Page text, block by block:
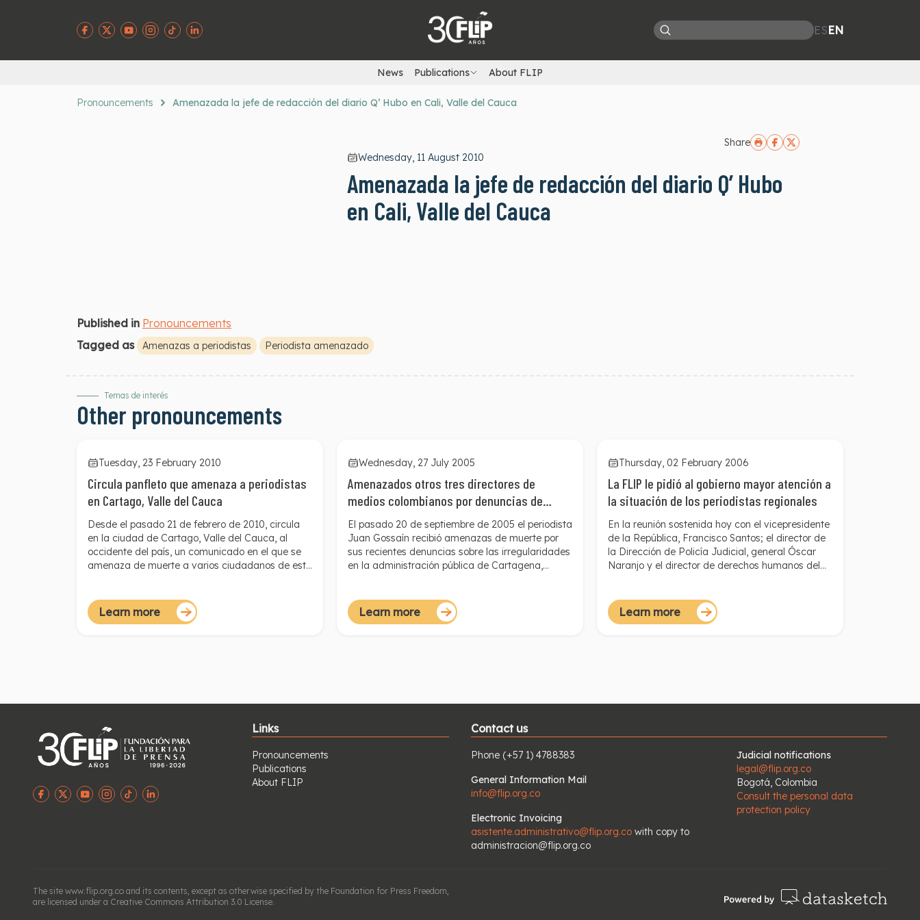
ESEN
News Publications About FLIP
Pronouncements Amenazada la jefe de redacción del diario Q’ Hubo en Cali, Valle del Cauca
Share
Wednesday, 11 August 2010
Amenazada la jefe de redacción del diario Q’ Hubo
en Cali, Valle del Cauca
Published in Pronouncements
Tagged as
Amenazas a periodistas Periodista amenazado
Temas de interés
Other pronouncements
Tuesday, 23 February 2010
Circula panfleto que amenaza a periodistas
en Cartago, Valle del Cauca
Desde el pasado 21 de febrero de 2010, circula
en la ciudad de Cartago, Valle del Cauca, al
occidente del país, un comunicado en el que se
amenaza de muerte a varios ciudadanos de este
Cartago cuatro panfletos similares.
Learn more
Wednesday, 27 July 2005
Amenazados otros tres directores de
medios colombianos por denuncias de
corrupción
El pasado 20 de septiembre de 2005 el periodista
Juan Gossaín recibió amenazas de muerte por
sus recientes denuncias sobre las irregularidades
en la administración pública de Cartagena,
amenaza de manera telefónica en los siguientes
términos: "Si usted y los demás periodistas
Learn more
Thursday, 02 February 2006
La FLIP le pidió al gobierno mayor atención a
la situación de los periodistas regionales
En la reunión sostenida hoy con el vicepresidente
de la República, Francisco Santos; el director de
la Dirección de Policía Judicial, general Óscar
Naranjo y el director de derechos humanos del
Libertad de Prensa (FLIP) le expuso al gobierno
el preocupante balance del la libertad de prensa
Learn more
Links
Pronouncements
Publications
About FLIP
Contact us
Phone (+57 1) 4788383
General Information Mail
info@flip.org.co
Electronic Invoicing
asistente.administrativo@flip.org.co with copy to
administracion@flip.org.co
Judicial notifications
legal@flip.org.co
Bogotá, Colombia
Consult the personal data
protection policy
The site www.flip.org.co and its contents, except as otherwise specified by the Foundation for Press Freedom,
are licensed under a Creative Commons Attribution 3.0 License.